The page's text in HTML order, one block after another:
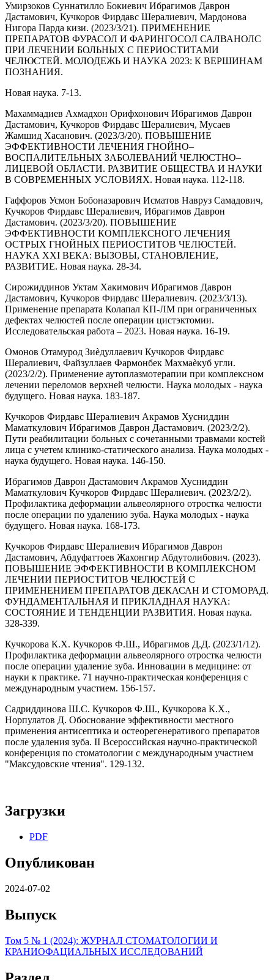
Умирзоков Суннатилло Бокиевич Ибрагимов Даврон
Дастамович, Кучкоров Фирдавс Шералиевич, Мардонова
Нигора Парда кизи. (2023/3/21). ПРИМЕНЕНИЕ
ПРЕПАРАТОВ ФУРАСОЛ И ФАРИНГОСОЛ САЛВАНОЛС
ПРИ ЛЕЧЕНИИ БОЛЬНЫХ С ПЕРИОСТИТАМИ
ЧЕЛЮСТЕЙ. МОЛОДЕЖЬ И НАУКА 2023: К ВЕРШИНАМ
ПОЗНАНИЯ.
Новая наука. 7-13.
Махаммадиев Ахмадхон Орифхонович Ибрагимов Даврон
Дастамович, Кучкоров Фирдавс Шералиевич, Мусаев
Жамшид Хасанович. (2023/3/20). ПОВЫШЕНИЕ
ЭФФЕКТИВНОСТИ ЛЕЧЕНИЯ ГНОЙНО–
ВОСПАЛИТЕЛЬНЫХ ЗАБОЛЕВАНИЙ ЧЕЛЮСТНО–
ЛИЦЕВОЙ ОБЛАСТИ. РАЗВИТИЕ ОБЩЕСТВА И НАУКИ
В СОВРЕМЕННЫХ УСЛОВИЯХ. Новая наука. 112-118.
Гаффоров Усмон Бобоназарович Исматов Навруз Самадович,
Кучкоров Фирдавс Шералиевич, Ибрагимов Даврон
Дастамович. (2023/3/20). ПОВЫШЕНИЕ
ЭФФЕКТИВНОСТИ КОМПЛЕКСНОГО ЛЕЧЕНИЯ
ОСТРЫХ ГНОЙНЫХ ПЕРИОСТИТОВ ЧЕЛЮСТЕЙ.
НАУКА XXI ВЕКА: ВЫЗОВЫ, СТАНОВЛЕНИЕ,
РАЗВИТИЕ. Новая наука. 28-34.
Сирожиддинов Уктам Хакимович Ибрагимов Даврон
Дастамович, Кучкоров Фирдавс Шералиевич. (2023/3/13).
Применение препарата Колапал КП-ЛМ при ограниченных
дефектах челюстей после операции цистэктомии.
Исследовательская работа – 2023. Новая наука. 16-19.
Омонов Отамурод Зиѐдуллаевич Кучкоров Фирдавс
Шералиевич, Файзуллаев Фармонбек Махмаѐкуб угли.
(2023/2/2). Применение аутоплазмотерапии при комплексном
лечении переломов верхней челюсти. Наука молодых - наука
будущего. Новая наука. 183-187.
Кучкоров Фирдавс Шералиевич Акрамов Хусниддин
Маматкулович Ибрагимов Даврон Дастамович. (2023/2/2).
Пути реабилитации больных с сочетанными травмами костей
лица с учетем клинико-статического анализа. Наука молодых -
наука будущего. Новая наука. 146-150.
Ибрагимов Даврон Дастамович Акрамов Хусниддин
Маматкулович Кучкоров Фирдавс Шералиевич. (2023/2/2).
Профилактика деформации альвеолярного отростка челюсти
после операции по удалению зуба. Наука молодых - наука
будущего. Новая наука. 168-173.
Кучкоров Фирдавс Шералиевич Ибрагимов Даврон
Дастамович, Абдуфаттоев Жахонгир Абдутолибович. (2023).
ПОВЫШЕНИЕ ЭФФЕКТИВНОСТИ В КОМПЛЕКСНОМ
ЛЕЧЕНИИ ПЕРИОСТИТОВ ЧЕЛЮСТЕЙ С
ПРИМЕНЕНИЕМ ПРЕПАРАТОВ ДЕКАСАН И СТОМОРАД.
ФУНДАМЕНТАЛЬНАЯ И ПРИКЛАДНАЯ НАУКА:
СОСТОЯНИЕ И ТЕНДЕНЦИИ РАЗВИТИЯ. Новая наука.
328-339.
Кучкорова К.Х. Кучкоров Ф.Ш., Ибрагимов Д.Д. (2023/1/12).
Профилактика деформации альвеолярного отростка челюсти
после операции удаление зуба. Инновации в медицине: от
науки к практике. 71 научно-практическая конференция с
международным участием. 156-157.
Садриддинова Ш.С. Кучкоров Ф.Ш., Кучкорова К.Х.,
Норпулатов Д. Обоснование эффективности местного
применения антисептика и остеорегенеративого препаратов
после удаления зуба. II Всероссийская научно-практической
конференция по стоматологии с международным участием
"Максудовские чтения". 129-132.
Загрузки
PDF
Опубликован
2024-07-02
Выпуск
Том 5 № 1 (2024): ЖУРНАЛ СТОМАТОЛОГИИ И
КРАНИОФАЦИАЛЬНЫХ ИССЛЕДОВАНИЙ